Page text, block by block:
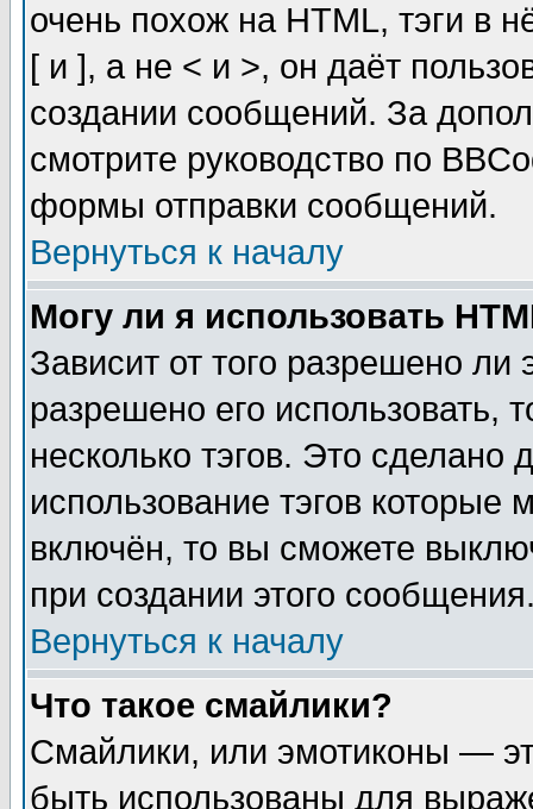
очень похож на HTML, тэги в
[ и ], а не < и >, он даёт
создании сообщений. За
смотрите руководство по
формы отправки сообщений.
Вернуться к началу
Могу ли я использовать
Зависит от того разрешено
разрешено его использовать,
несколько тэгов. Это сделано
использование тэгов
включён, то вы сможете
при создании этого
Вернуться к началу
Что такое смайлики?
Смайлики, или эмотиконы —
быть использованы для